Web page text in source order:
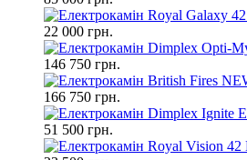
22 000 грн.
146 750 грн.
166 750 грн.
51 500 грн.